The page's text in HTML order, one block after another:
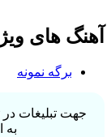
آهنگ های
برگه نمونه
جهت تبلیغات
به